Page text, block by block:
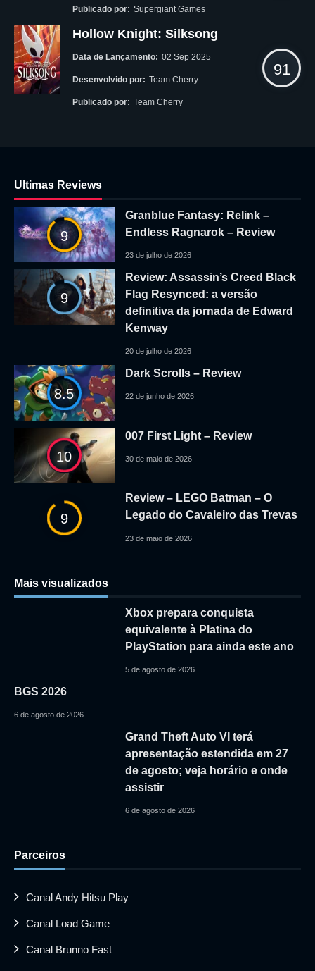
Publicado por: Supergiant Games
Hollow Knight: Silksong
Data de Lançamento: 02 Sep 2025
Desenvolvido por: Team Cherry
Publicado por: Team Cherry
91
Ultimas Reviews
9
Granblue Fantasy: Relink –
Endless Ragnarok – Review
23 de julho de 2026
9
Review: Assassin’s Creed Black
Flag Resynced: a versão
definitiva da jornada de Edward
Kenway
20 de julho de 2026
8.5
Dark Scrolls – Review
22 de junho de 2026
10
007 First Light – Review
30 de maio de 2026
9
Review – LEGO Batman – O
Legado do Cavaleiro das Trevas
23 de maio de 2026
Mais visualizados
Xbox prepara conquista
equivalente à Platina do
PlayStation para ainda este ano
5 de agosto de 2026
BGS 2026
6 de agosto de 2026
Grand Theft Auto VI terá
apresentação estendida em 27
de agosto; veja horário e onde
assistir
6 de agosto de 2026
Parceiros
Canal Andy Hitsu Play
Canal Load Game
Canal Brunno Fast